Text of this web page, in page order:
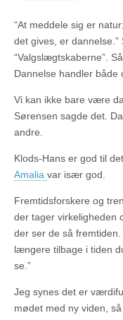
“At meddele sig er
det gives, er
“Valgslægtskaberne”.
Dannelse handler både
Vi kan ikke bare være
Sørensen sagde det.
andre.
Klods-Hans er god til
Amalia var især god.
Fremtidsforskere og
der tager virkeligheden
der ser de så
længere tilbage i tiden
se.”
Jeg synes det er
mødet med ny viden,